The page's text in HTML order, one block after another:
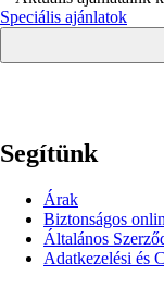
Speciális ajánlatok
Segítünk
Árak
Biztonságos
Általános
Adatkezelési és